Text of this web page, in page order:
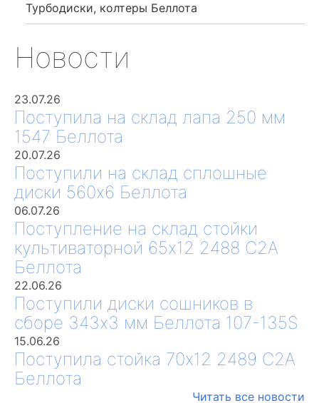
Турбодиски, колтеры Беллота
Новости
23.07.26
Поступила на склад лапа 250 мм
1547 Беллота
20.07.26
Поступили на склад сплошные
диски 560х6 Беллота
06.07.26
Поступление на склад стойки
культиваторной 65х12 2488 С2А
Беллота
22.06.26
Поступили диски сошников в
сборе 343х3 мм Беллота 107-135S
15.06.26
Поступила стойка 70х12 2489 С2А
Беллота
Читать все новости